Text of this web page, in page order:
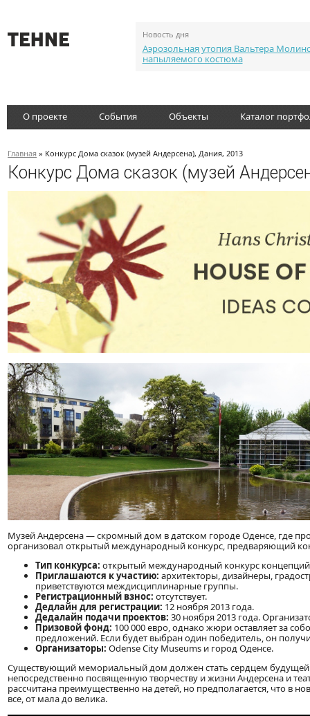
Новость дня
Аэрозольная утопия Вальтера
напыляемого костюма
О проекте События Объекты Каталог
Главная » Конкурс Дома сказок (музей Андерсена), Дания, 2013
Конкурс Дома сказок (музей
Музей Андерсена — скромный дом в датском городе Оденсе, где
организовал открытый международный конкурс, предваряющий
Тип конкурса: открытый международный конкурс
Приглашаются к участию: архитекторы, дизайнеры,
приветствуются междисциплинарные группы.
Регистрационный взнос: отсутствует.
Дедлайн для регистрации: 12 ноября 2013 года.
Дедалайн подачи проектов: 30 ноября 2013 года.
Призовой фонд: 100 000 евро, однако жюри оставляет за
предложений. Если будет выбран один победитель, он
Организаторы: Odense City Museums и город Оденсе.
Существующий мемориальный дом должен стать сердцем будущей
непосредственно посвященную творчеству и жизни Андерсена и
рассчитана преимущественно на детей, но предполагается, что в
все, от мала до велика.